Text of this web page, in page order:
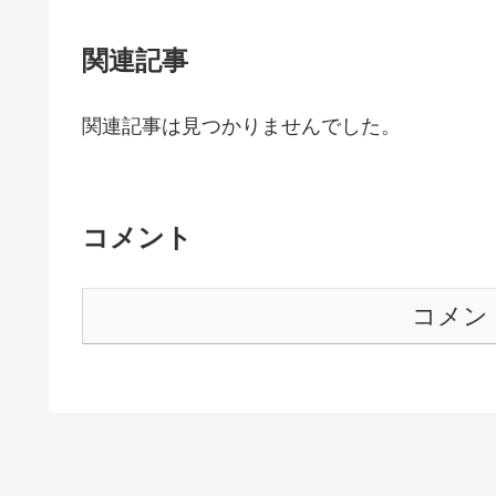
関連記事
関連記事は見つかりませんでした。
コメント
コメン